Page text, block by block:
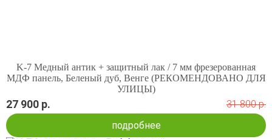
K-7 Медный антик + защитный лак / 7 мм фрезерованная
МДФ панель, Беленый дуб, Венге (РЕКОМЕНДОВАНО ДЛЯ
УЛИЦЫ)
27 900 р.
31 800 р.
подробнее